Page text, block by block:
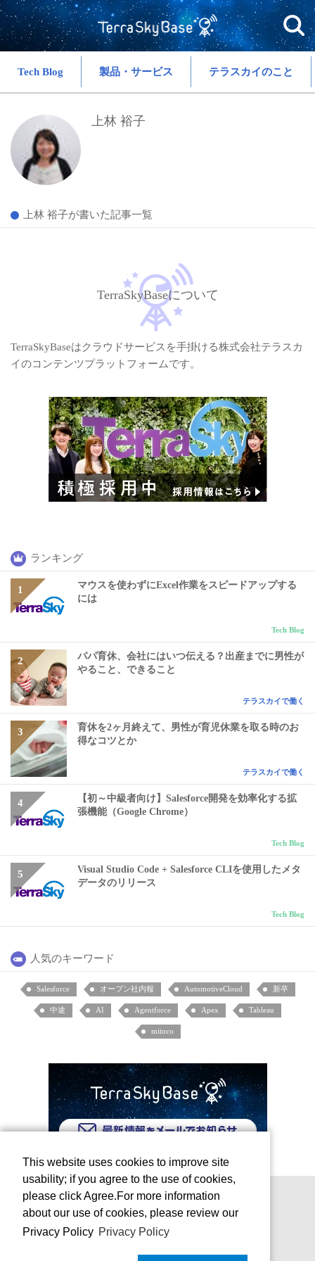
Tech Blog 製品・サービス テラスカイのこと
上林 裕子
上林 裕子が書いた記事一覧
TerraSkyBaseについて
TerraSkyBaseはクラウドサービスを手掛ける株式会社テラスカ
イのコンテンツプラットフォームです。
ランキング
マウスを使わずにExcel作業をスピードアップする
には
Tech Blog
パパ育休、会社にはいつ伝える？出産までに男性が
やること、できること
テラスカイで働く
育休を2ヶ月終えて、男性が育児休業を取る時のお
得なコツとか
テラスカイで働く
【初～中級者向け】Salesforce開発を効率化する拡
張機能（Google Chrome）
Tech Blog
Visual Studio Code + Salesforce CLIを使用したメタ
データのリリース
Tech Blog
人気のキーワード
Salesforce オープン社内報 AutomotiveCloud 新卒
中途 AI Agentforce Apex Tableau
mitoco
This website uses cookies to improve site
usability; if you agree to the use of cookies,
please click Agree.For more information
about our use of cookies, please review our
Privacy Policy Privacy Policy